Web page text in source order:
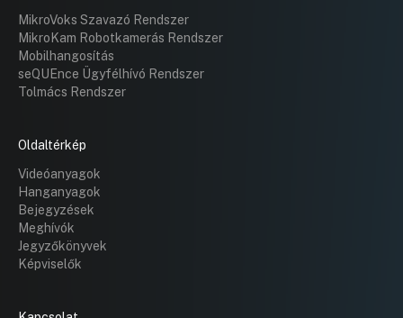
MikroVoks Szavazó Rendszer
MikroKam Robotkamerás Rendszer
Mobilhangosítás
seQUEnce Ügyfélhívó Rendszer
Tolmács Rendszer
Oldaltérkép
Videóanyagok
Hanganyagok
Bejegyzések
Meghívók
Jegyzőkönyvek
Képviselők